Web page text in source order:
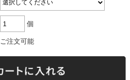
個
ご注文可能